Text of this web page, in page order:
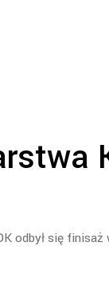
odbył się